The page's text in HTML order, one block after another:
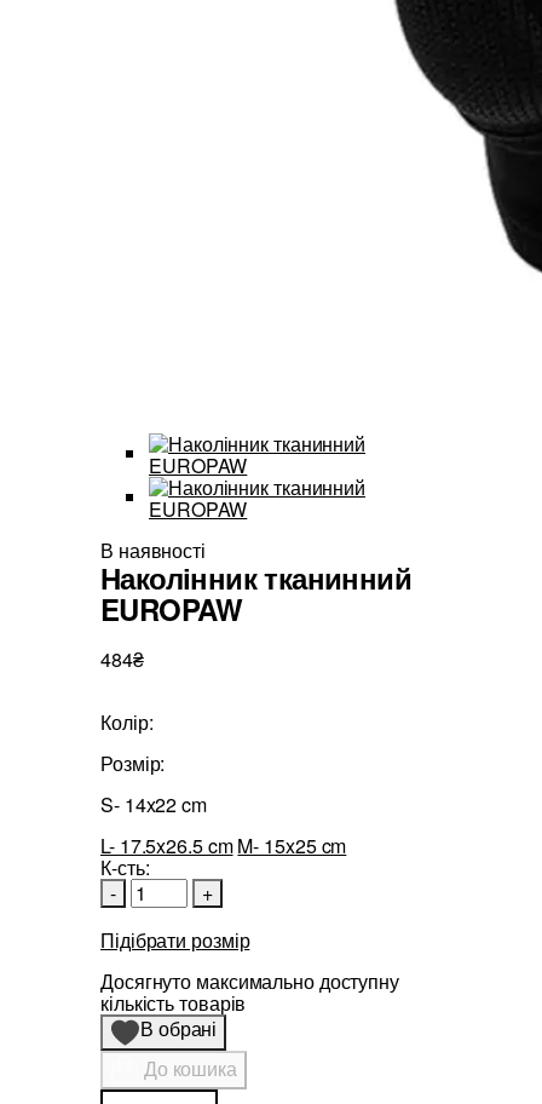
В наявності
Наколінник тканинний
EUROPAW
484₴
Колір:
Розмір:
S- 14x22 cm
L- 17.5x26.5 cmM- 15x25 cm
К-сть:
-
+
Підібрати розмір
Досягнуто максимально доступну
кількість товарів
В обрані
До кошика